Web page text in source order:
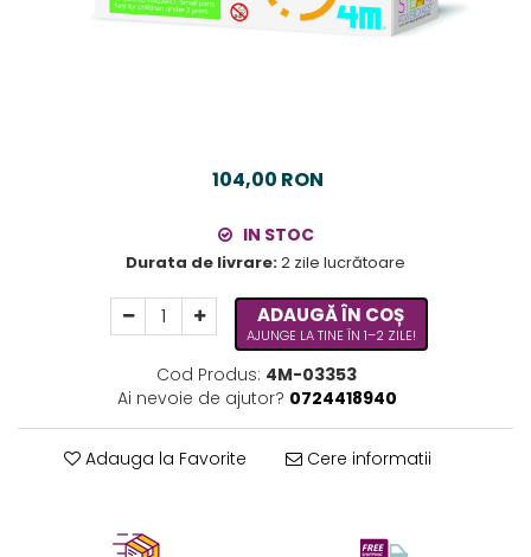
104,00 RON
IN STOC
Durata de livrare:2 zile lucrătoare
ADAUGĂ ÎN COȘ
AJUNGE LA TINE ÎN 1–2 ZILE!
Cod Produs: 4M-03353
Ai nevoie de ajutor? 0724418940
Adauga la Favorite Cere informatii